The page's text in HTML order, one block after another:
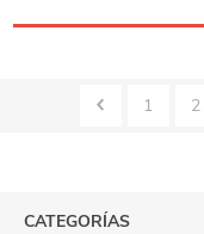
1 2
CATEGORÍAS